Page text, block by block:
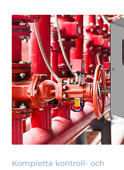
Kompletta kontroll- och